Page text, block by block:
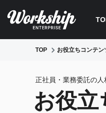
TOP お役立ちコンテン
正社員・業務委託の人
お役立